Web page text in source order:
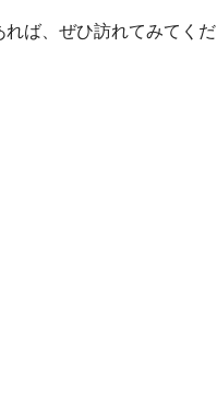
ば、ぜひ訪れてみてくだ